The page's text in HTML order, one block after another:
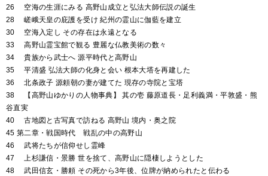
26 空海の生涯にみる 高野山成立と弘法大師伝説の誕生
28 嵯峨天皇の庇護を受け 紀州の霊山に伽藍を建立
30 空海入定し その存在は永遠となる
33 高野山霊宝館で観る 豊麗な仏教美術の数々
34 貴族から武士へ 源平時代と高野山
35 平清盛 弘法大師の化身と会い 根本大塔を再建した
36 北条政子 源頼朝の妻が建てた 現存の寺院と宝塔
38 【高野山ゆかりの人物事典】 其の壱 藤原道長・足利義満・平敦盛・熊
谷直実
40 古地図と古写真で訪ねる 高野山 境内・奥之院
45 第二章・戦国時代 戦乱の中の高野山
46 武将たちが信仰せし霊峰
47 上杉謙信・景勝 世を捨て、高野山に隠棲しようとした
48 武田信玄・勝頼 その死から3年後、位牌が納められたと伝わる